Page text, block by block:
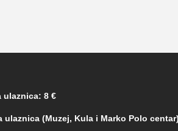
ulaznica: 8 €
ulaznica (Muzej, Kula i Marko Polo